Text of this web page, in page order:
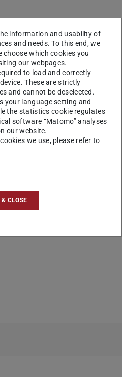
Fällen eine E-Mail schreiben
, wir kümmern uns
information and usability of
and needs. To this end, we
choose which cookies you
our webpages.
to load and correctly
These are strictly
and cannot be deselected.
your language setting and
the statistics cookie regulates
software “Matomo” analyses
our website.
we use, please refer to
CLOSE